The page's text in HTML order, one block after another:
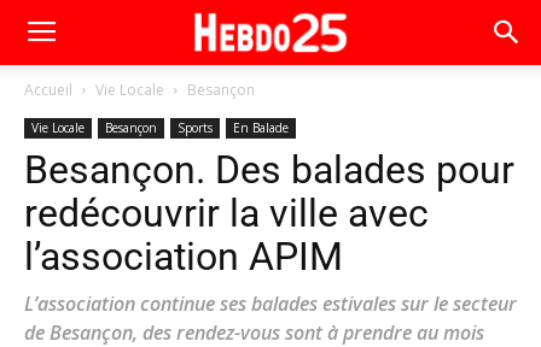
Accueil Vie Locale Besançon
Vie Locale Besançon Sports En Balade
Besançon. Des balades pour
redécouvrir la ville avec
l’association APIM
L’association continue ses balades estivales sur le secteur
de Besançon, des rendez-vous sont à prendre au mois